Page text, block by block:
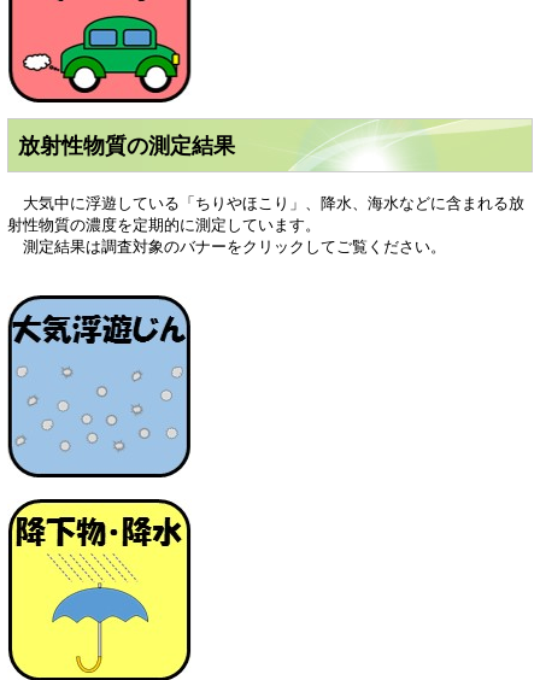
放射性物質の測定結果
大気中に浮遊している「ちりやほこり」、降水、海水などに含まれる放
射性物質の濃度を定期的に測定しています。
測定結果は調査対象のバナーをクリックしてご覧ください。